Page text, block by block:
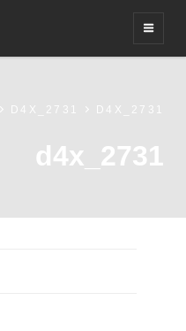
D4X_2731 D4X_2731
d4x_2731